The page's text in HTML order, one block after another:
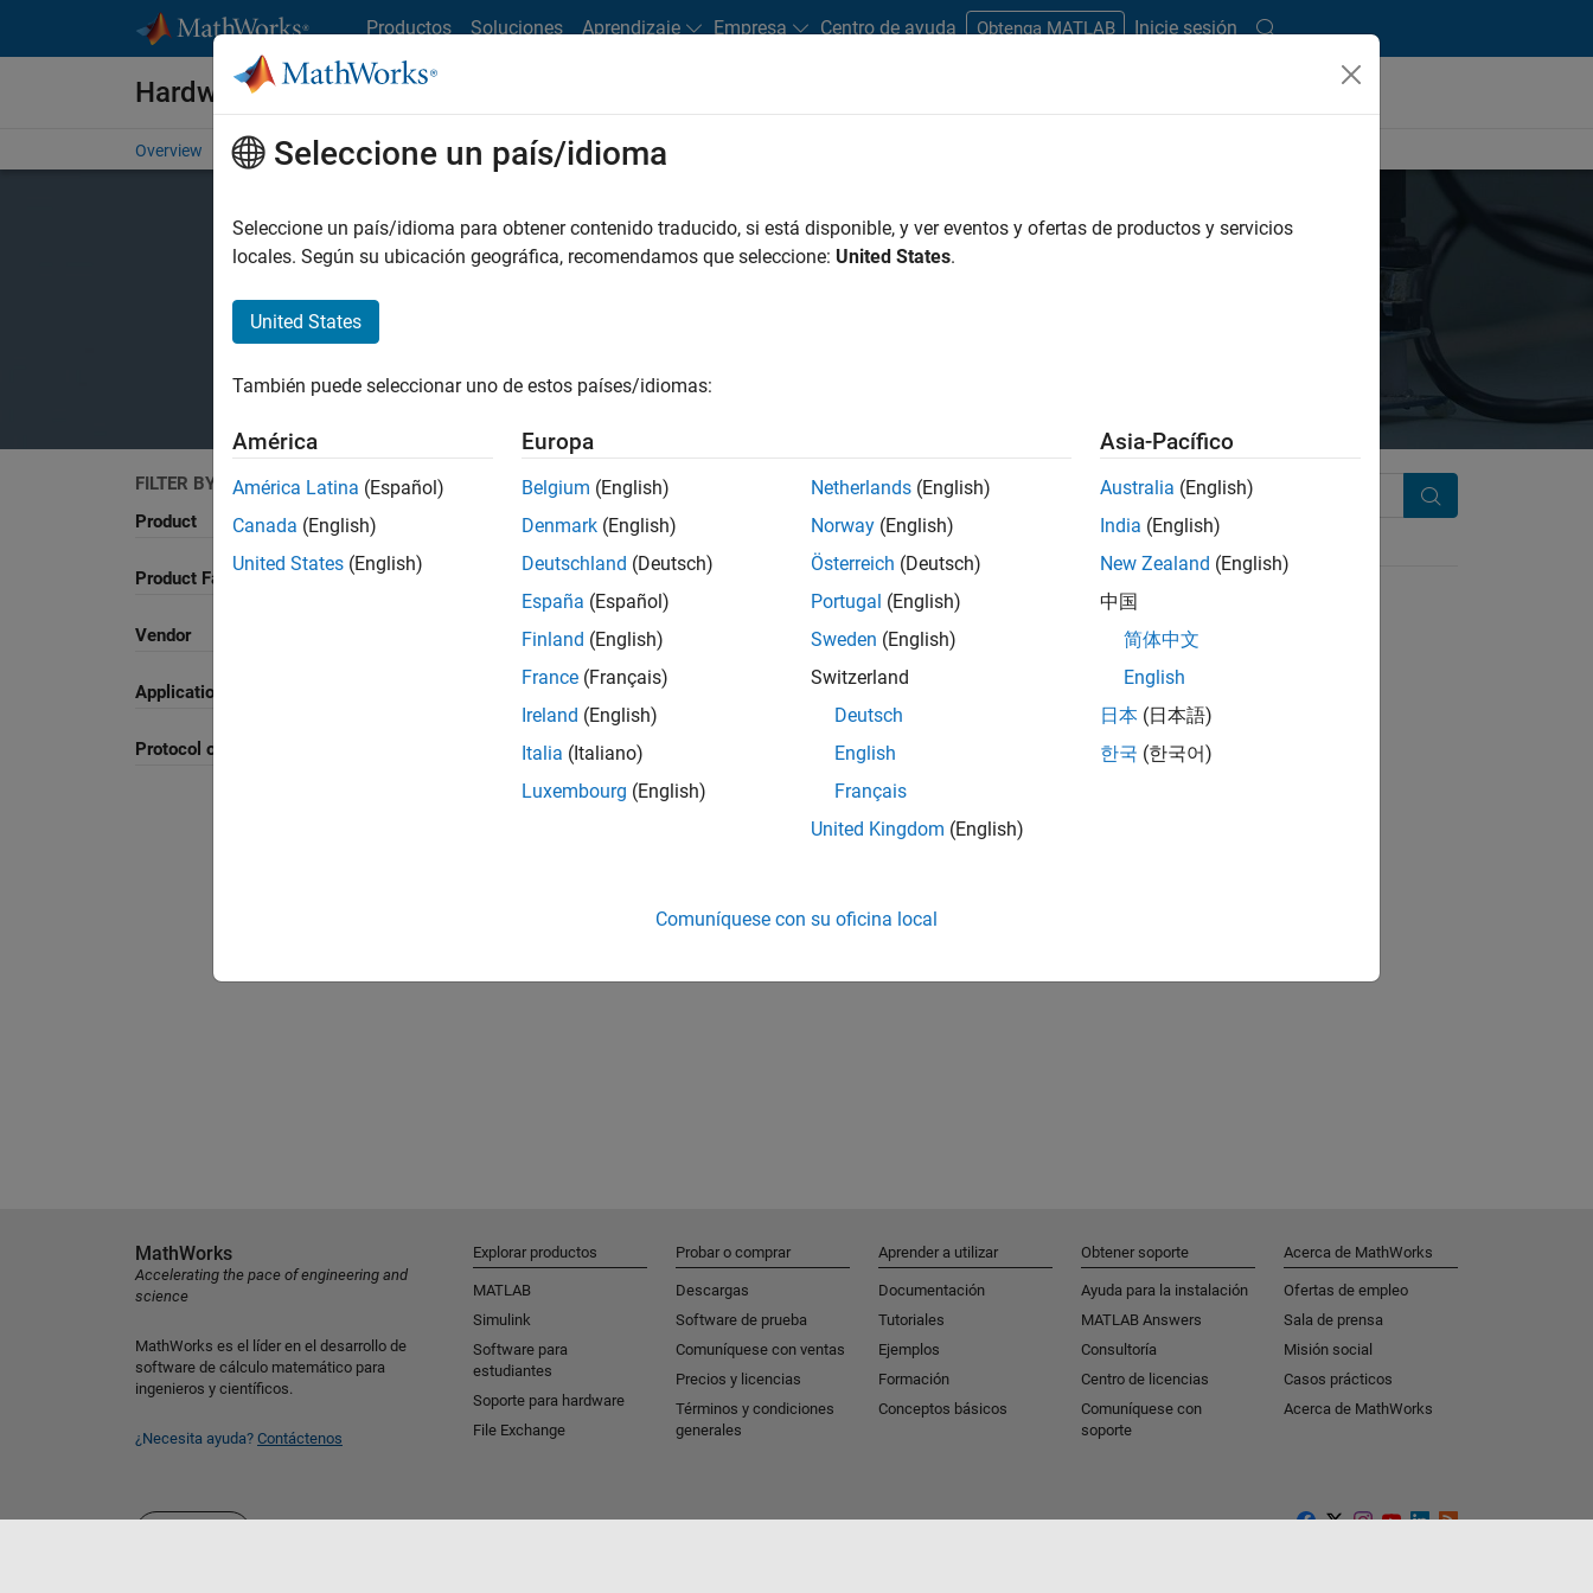
Productos Soluciones Aprendizaje Empresa Centro de ayuda Obtenga MATLAB Inicie sesión
Hardware Support
Overview Search Hardware Support Request Hardware Support
Search Hardware Support
FILTER BY
Product
Product Family and Category
Vendor
Application
Protocol or Standard
Search
Seleccione un país/idioma
Seleccione un país/idioma para obtener contenido traducido, si está disponible, y ver eventos y ofertas de productos y servicios
locales. Según su ubicación geográfica, recomendamos que seleccione: United States.
United States
También puede seleccionar uno de estos países/idiomas:
América
América Latina (Español)
Canada (English)
United States (English)
Europa
Belgium (English)
Denmark (English)
Deutschland (Deutsch)
España (Español)
Finland (English)
France (Français)
Ireland (English)
Italia (Italiano)
Luxembourg (English)
Netherlands (English)
Norway (English)
Österreich (Deutsch)
Portugal (English)
Sweden (English)
Switzerland
Deutsch
English
Français
United Kingdom (English)
Asia-Pacífico
Australia (English)
India (English)
New Zealand (English)
中国
简体中文
English
日本 (日本語)
한국 (한국어)
Comuníquese con su oficina local
MathWorks
Accelerating the pace of engineering and
science
MathWorks es el líder en el desarrollo de
software de cálculo matemático para
ingenieros y científicos.
¿Necesita ayuda? Contáctenos
Explorar productos
MATLAB
Simulink
Software para
estudiantes
Soporte para hardware
File Exchange
Probar o comprar
Descargas
Software de prueba
Comuníquese con ventas
Precios y licencias
Términos y condiciones
generales
Aprender a utilizar
Documentación
Tutoriales
Ejemplos
Formación
Conceptos básicos
Obtener soporte
Ayuda para la instalación
MATLAB Answers
Consultoría
Centro de licencias
Comuníquese con
soporte
Acerca de MathWorks
Ofertas de empleo
Sala de prensa
Misión social
Casos prácticos
Acerca de MathWorks